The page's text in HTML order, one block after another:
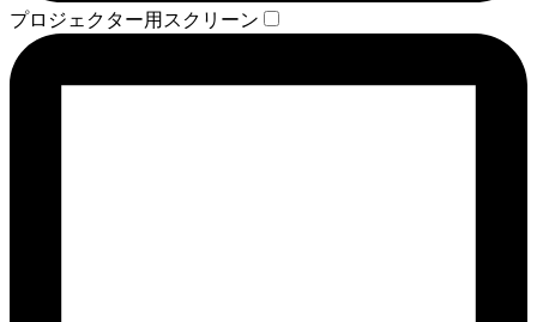
プロジェクター用スクリーン